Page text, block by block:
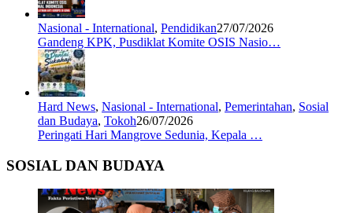
Nasional - International, Pendidikan27/07/2026
Gandeng KPK, Pusdiklat Komite OSIS Nasio…
Hard News, Nasional - International, Pemerintahan, Sosial
dan Budaya, Tokoh26/07/2026
Peringati Hari Mangrove Sedunia, Kepala …
SOSIAL DAN BUDAYA